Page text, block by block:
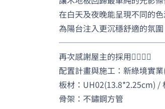
在白天及夜晚能呈現不同的
為陽台注入更沉穩舒適的氛圍
再次感謝屋主的採用🙇‍♂️🙇‍♀️
配置計畫與施工：新綠境實
板材：UH02(13.8*2.25cm) /
骨架：不鏽鋼方管